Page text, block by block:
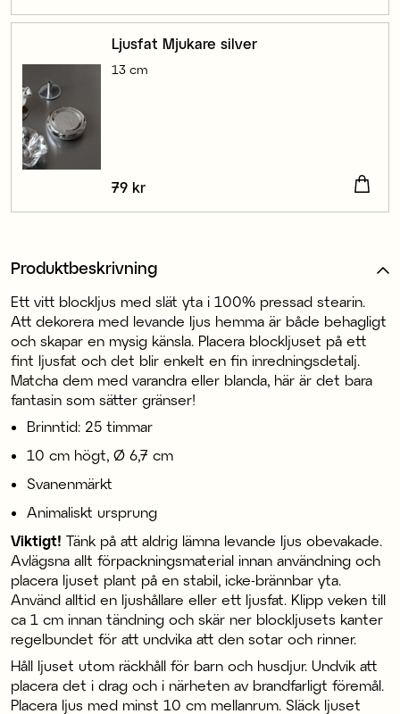
Ljusfat Mjukare silver
13 cm
Pris:79 kr
79 kr
Produktbeskrivning
Ett vitt blockljus med slät yta i 100% pressad stearin.
Att dekorera med levande ljus hemma är både behagligt
och skapar en mysig känsla. Placera blockljuset på ett
fint ljusfat och det blir enkelt en fin inredningsdetalj.
Matcha dem med varandra eller blanda, här är det bara
fantasin som sätter gränser!
Brinntid: 25 timmar
10 cm högt, Ø 6,7 cm
Svanenmärkt
Animaliskt ursprung
Viktigt! Tänk på att aldrig lämna levande ljus obevakade.
Avlägsna allt förpackningsmaterial innan användning och
placera ljuset plant på en stabil, icke-brännbar yta.
Använd alltid en ljushållare eller ett ljusfat. Klipp veken till
ca 1 cm innan tändning och skär ner blockljusets kanter
regelbundet för att undvika att den sotar och rinner.
Håll ljuset utom räckhåll för barn och husdjur. Undvik att
placera det i drag och i närheten av brandfarligt föremål.
Placera ljus med minst 10 cm mellanrum. Släck ljuset